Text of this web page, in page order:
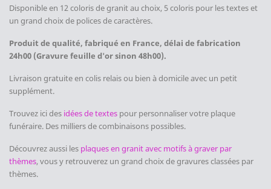
Disponible en 12 coloris de granit au choix, 5 coloris pour les textes et
un grand choix de polices de caractères.
Produit de qualité, fabriqué en France, délai de fabrication
24h00 (Gravure feuille d'or sinon 48h00).
Livraison gratuite en colis relais ou bien à domicile avec un petit
supplément.
Trouvez ici des idées de textes pour personnaliser votre plaque
funéraire. Des milliers de combinaisons possibles.
Découvrez aussi les plaques en granit avec motifs à graver par
thèmes, vous y retrouverez un grand choix de gravures classées par
thèmes.